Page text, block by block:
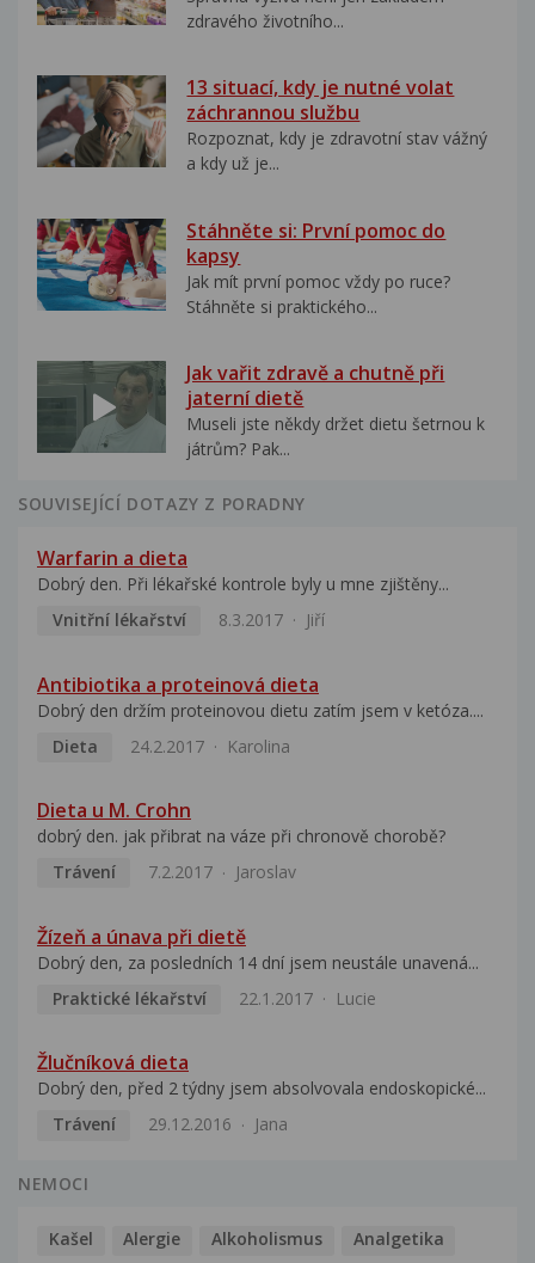
zdravého životního...
13 situací, kdy je nutné volat
záchrannou službu
Rozpoznat, kdy je zdravotní stav vážný
a kdy už je...
Stáhněte si: První pomoc do
kapsy
Jak mít první pomoc vždy po ruce?
Stáhněte si praktického...
Jak vařit zdravě a chutně při
jaterní dietě
Museli jste někdy držet dietu šetrnou k
játrům? Pak...
SOUVISEJÍCÍ DOTAZY Z PORADNY
Warfarin a dieta
Dobrý den. Při lékařské kontrole byly u mne zjištěny...
Vnitřní lékařství
8.3.2017 Jiří
Antibiotika a proteinová dieta
Dobrý den držím proteinovou dietu zatím jsem v ketóza....
Dieta
24.2.2017 Karolina
Dieta u M. Crohn
dobrý den. jak přibrat na váze při chronově chorobě?
Trávení
7.2.2017 Jaroslav
Žízeň a únava při dietě
Dobrý den, za posledních 14 dní jsem neustále unavená...
Praktické lékařství
22.1.2017 Lucie
Žlučníková dieta
Dobrý den, před 2 týdny jsem absolvovala endoskopické...
Trávení
29.12.2016 Jana
NEMOCI
Kašel Alergie Alkoholismus
Analgetika